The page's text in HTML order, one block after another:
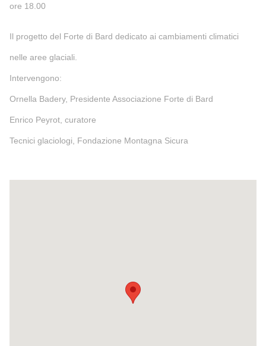
ore 18.00
Il progetto del Forte di Bard dedicato ai cambiamenti climatici
nelle aree glaciali.
Intervengono:
Ornella Badery, Presidente Associazione Forte di Bard
Enrico Peyrot, curatore
Tecnici glaciologi, Fondazione Montagna Sicura